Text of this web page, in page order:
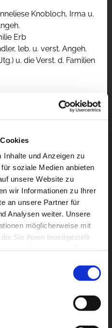
und Anzeigen zu
soziale Medien anbieten
unsere Website zu
wir Informationen zu Ihrer
an unsere Partner für
Analysen weiter. Unsere
möglicherweise mit
Sie ihnen bereitgestellt
Knobloch, Irma u.
Erb
leb. u. verst. Angeh.
u. die Verst. d. Familien